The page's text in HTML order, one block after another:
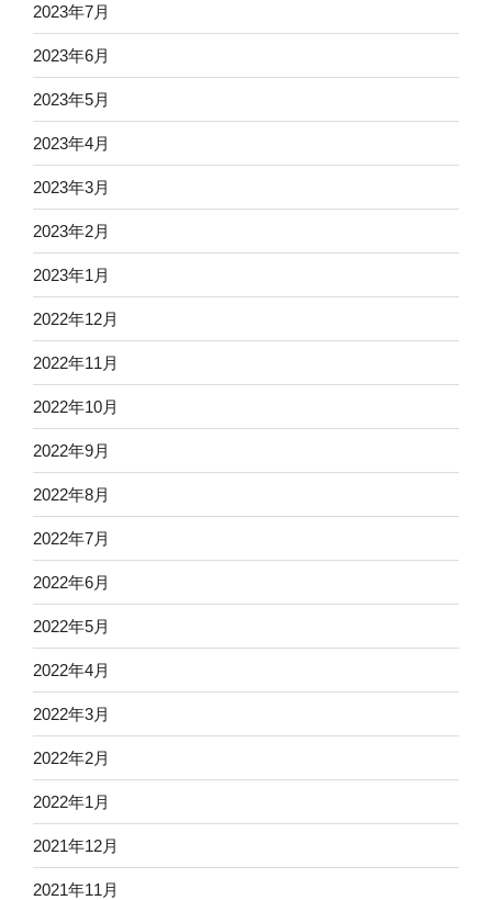
2023年7月
2023年6月
2023年5月
2023年4月
2023年3月
2023年2月
2023年1月
2022年12月
2022年11月
2022年10月
2022年9月
2022年8月
2022年7月
2022年6月
2022年5月
2022年4月
2022年3月
2022年2月
2022年1月
2021年12月
2021年11月